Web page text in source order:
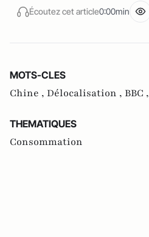
Écoutez cet article0:00min
MOTS-CLES
Chine , Délocalisation , BBC ,
THEMATIQUES
Consommation